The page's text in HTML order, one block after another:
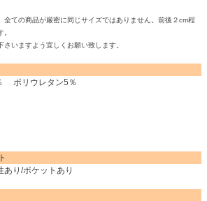
全ての商品が厳密に同じサイズではありません。前後２cm程
いますよう宜しくお願い致します。
ポリウレタン5％
あり/ポケットあり